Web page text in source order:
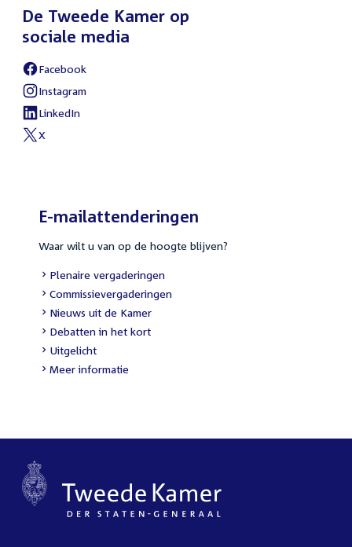
De Tweede Kamer op
sociale media
External
link:
Facebook
External
link:
Instagram
External
link:
LinkedIn
External
X
E-mailattenderingen
Waar wilt u van op de hoogte blijven?
External
link:
Plenaire vergaderingen
External
link:
Commissievergaderingen
External
link:
Nieuws uit de Kamer
External
link:
Debatten in het kort
External
link:
Uitgelicht
Meer informatie